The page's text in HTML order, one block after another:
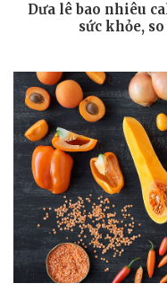
Dưa lê bao nhiêu
sức khỏe,